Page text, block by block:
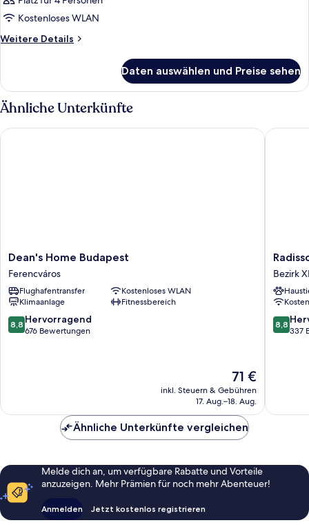
Kostenloses WLAN
Weitere Details
Weitere
Daten auswählen und Preise sehen
Ähnliche Unterkünfte
Dean's
Home
Budapest
Ferencváros
Dean's Home Budapest
Ferencváros
Flughafentransfer
Kostenloses WLAN
Klimaanlage
Fitnessbereich
8.8
von
8,8 Hervorragend
676 Bewertungen
Der
Preis
beträgt
71 €
inkl. Steuern & Gebühren
17. Aug.–18. Aug.
Dean's Home Budapest
Hotel
Bezirk
XI
Bezirk
8.8
von
8,8
337
Ähnliche Unterkünfte vergleichen
Melde dich an, um verfügbare Rabatte und Vorteile
anzuzeigen. Mehr Prämien für noch mehr Abenteuer!
Anmelden Jetzt kostenlos registrieren